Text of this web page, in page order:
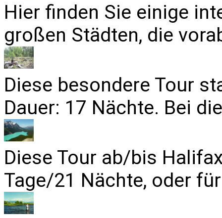
Hier finden Sie einige
großen Städten, die
Diese besondere Tour
Dauer: 17 Nächte. Bei
Diese Tour ab/bis
Tage/21 Nächte, oder